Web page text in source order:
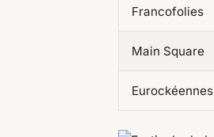
Francofolies
Main Square
Eurockéennes